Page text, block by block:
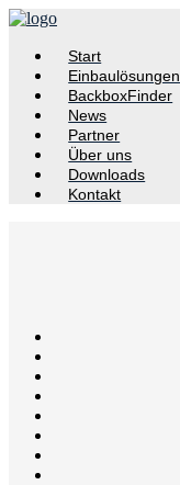
Start
Einbaulösungen
BackboxFinder
News
Partner
Über uns
Downloads
Kontakt